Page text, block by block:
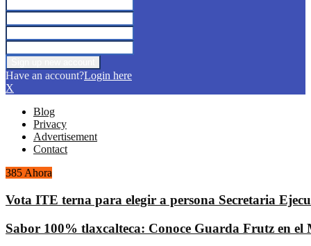
Have an account?Login here
X
Blog
Privacy
Advertisement
Contact
385 Ahora
Vota ITE terna para elegir a persona Secretaria
Sabor 100% tlaxcalteca: Conoce Guarda Frutz en el